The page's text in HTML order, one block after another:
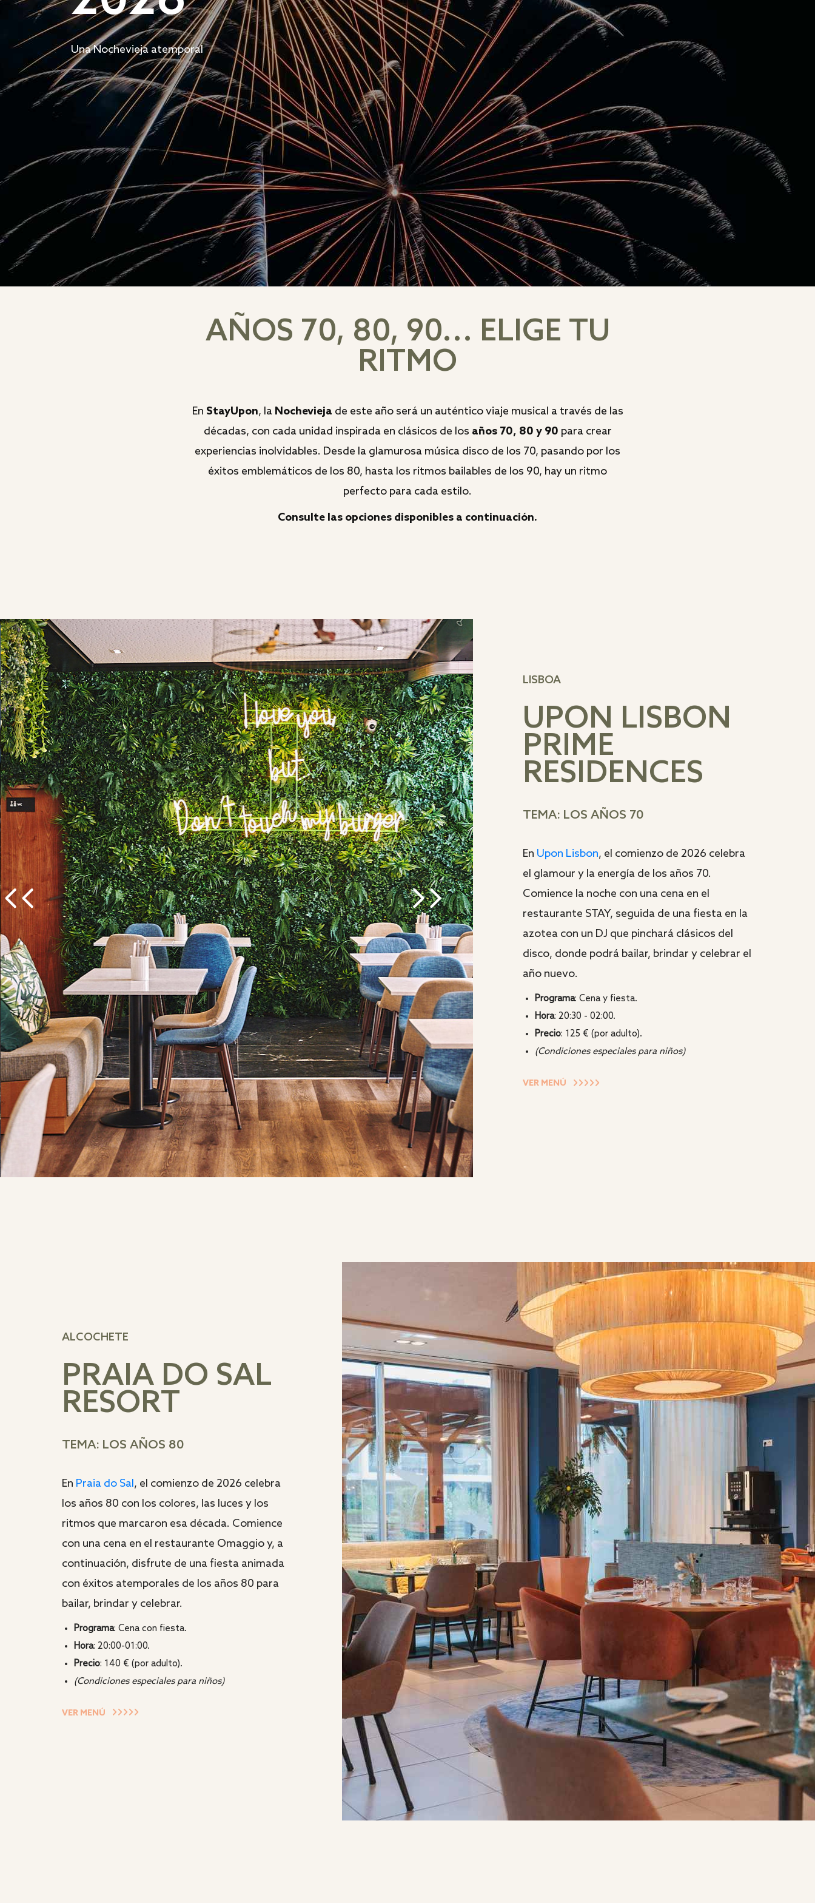
Una Nochevieja atemporal
AÑOS 70, 80, 90... ELIGE TU
RITMO
En StayUpon, la Nochevieja de este año será un auténtico viaje musical a través de las
décadas, con cada unidad inspirada en clásicos de los años 70, 80 y 90 para crear
experiencias inolvidables. Desde la glamurosa música disco de los 70, pasando por los
éxitos emblemáticos de los 80, hasta los ritmos bailables de los 90, hay un ritmo
perfecto para cada estilo.
Consulte las opciones disponibles a continuación.
LISBOA
UPON LISBON
PRIME
RESIDENCES
TEMA: LOS AÑOS 70
En Upon Lisbon, el comienzo de 2026 celebra
el glamour y la energía de los años 70.
Comience la noche con una cena en el
restaurante STAY, seguida de una fiesta en la
azotea con un DJ que pinchará clásicos del
disco, donde podrá bailar, brindar y celebrar el
año nuevo.
Programa: Cena y fiesta.
Hora: 20:30 - 02:00.
Precio: 125 € (por adulto).
(Condiciones especiales para niños)
VER MENÚ
ALCOCHETE
PRAIA DO SAL
RESORT
TEMA: LOS AÑOS 80
En Praia do Sal, el comienzo de 2026 celebra
los años 80 con los colores, las luces y los
ritmos que marcaron esa década. Comience
con una cena en el restaurante Omaggio y, a
continuación, disfrute de una fiesta animada
con éxitos atemporales de los años 80 para
bailar, brindar y celebrar.
Programa: Cena con fiesta.
Hora: 20:00-01:00.
Precio: 140 € (por adulto).
(Condiciones especiales para niños)
VER MENÚ